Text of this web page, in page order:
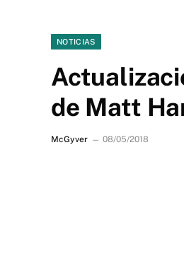
NOTICIAS
de Matt
McGyver 08/05/2018